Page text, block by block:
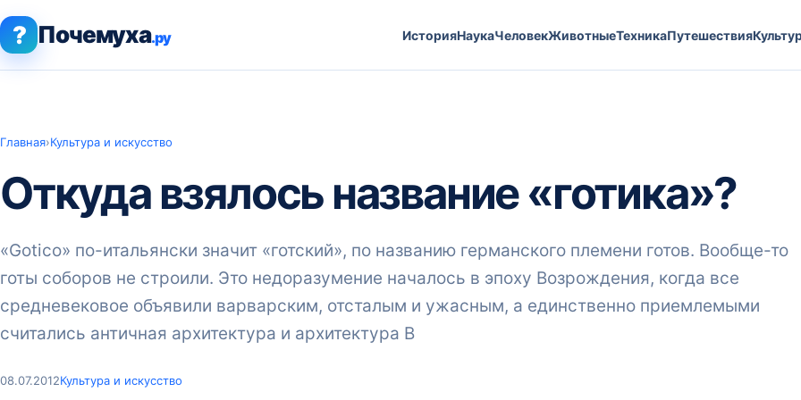
? Почемуха.ру ИсторияНаукаЧеловекЖивотныеТехникаПутешествия
Главная›Культура и искусство
Откуда взялось название «готика»?
«Gotico» по-итальянски значит «готский», по названию германского племени готов. Вообще-то
готы соборов не строили. Это недоразумение началось в эпоху Возрождения, когда все
средневековое объявили варварским, отсталым и ужасным, а единственно приемлемыми
считались античная архитектура и архитектура В
08.07.2012Культура и искусство